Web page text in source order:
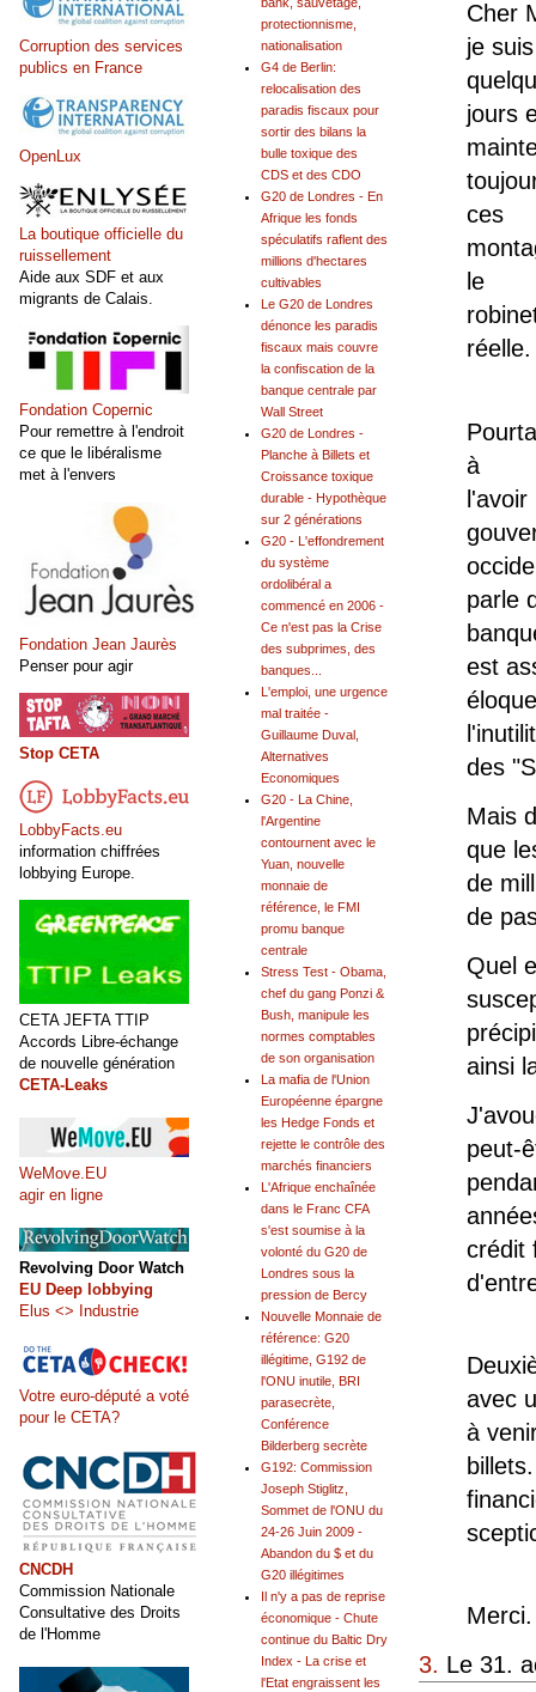
Cher
je
jours
ces
le
réelle.
à
l'avoir
parle
est
des
Mais
que
de
de
Quel
ainsi
peut-
crédit
avec
à
Merci.
3. Le 31.
protectionnisme,
nationalisation
G4 de Berlin:
relocalisation des
paradis fiscaux pour
sortir des bilans la
bulle toxique des
CDS et des CDO
G20 de Londres - En
Afrique les fonds
spéculatifs raflent des
millions d'hectares
cultivables
Le G20 de Londres
dénonce les paradis
fiscaux mais couvre
la confiscation de la
banque centrale par
Wall Street
G20 de Londres -
Planche à Billets et
Croissance toxique
durable - Hypothèque
sur 2 générations
G20 - L'effondrement
du système
ordolibéral a
commencé en 2006 -
Ce n'est pas la Crise
des subprimes, des
banques...
L'emploi, une urgence
mal traitée -
Guillaume Duval,
Alternatives
Economiques
G20 - La Chine,
l'Argentine
contournent avec le
Yuan, nouvelle
monnaie de
référence, le FMI
promu banque
centrale
Stress Test - Obama,
chef du gang Ponzi &
Bush, manipule les
normes comptables
de son organisation
La mafia de l'Union
Européenne épargne
les Hedge Fonds et
rejette le contrôle des
marchés financiers
L'Afrique enchaînée
dans le Franc CFA
s'est soumise à la
volonté du G20 de
Londres sous la
pression de Bercy
Nouvelle Monnaie de
référence: G20
illégitime, G192 de
l'ONU inutile, BRI
parasecrète,
Conférence
Bilderberg secrète
G192: Commission
Joseph Stiglitz,
Sommet de l'ONU du
24-26 Juin 2009 -
Abandon du $ et du
G20 illégitimes
Il n'y a pas de reprise
économique - Chute
continue du Baltic Dry
Index - La crise et
l'Etat engraissent les
Corruption des services
publics en France
OpenLux
La boutique officielle du
ruissellement
Aide aux SDF et aux
migrants de Calais.
Fondation Copernic
Pour remettre à l'endroit
ce que le libéralisme
met à l'envers
Fondation Jean Jaurès
Penser pour agir
Stop CETA
LobbyFacts.eu
information chiffrées
lobbying Europe.
CETA JEFTA TTIP
Accords Libre-échange
de nouvelle génération
CETA-Leaks
WeMove.EU
agir en ligne
Revolving Door Watch
EU Deep lobbying
Elus <> Industrie
Votre euro-député a voté
pour le CETA?
CNCDH
Commission Nationale
Consultative des Droits
de l'Homme